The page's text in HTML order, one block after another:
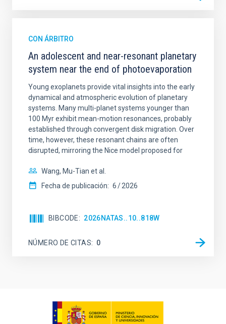
CON ÁRBITRO
An adolescent and near-resonant planetary
system near the end of photoevaporation
Young exoplanets provide vital insights into the early
dynamical and atmospheric evolution of planetary
systems. Many multi-planet systems younger than
100 Myr exhibit mean-motion resonances, probably
established through convergent disk migration. Over
time, however, these resonant chains are often
disrupted, mirroring the Nice model proposed for
Wang, Mu-Tian et al.
Fecha de publicación: 6 2026
BIBCODE 2026NATAS..10..818W
NÚMERO DE CITAS 0